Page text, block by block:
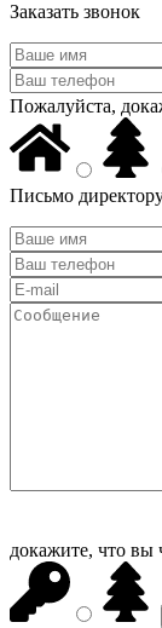
Заказать звонок
Пожалуйста,
Письмо
докажите, что вы